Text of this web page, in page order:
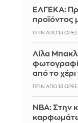
ΕΛΓΕΚΑ:
προϊόντος
ΠΡΙΝ ΑΠΌ 13 ΏΡΕΣ
Λίλα
από το
ΠΡΙΝ ΑΠΌ 13 ΏΡΕΣ
ΝΒΑ: Στην